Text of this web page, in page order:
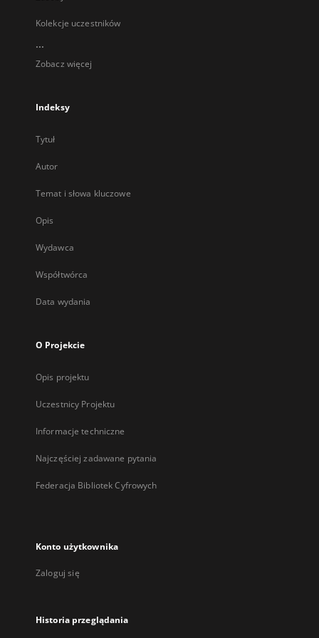
Kolekcje uczestników
...
Zobacz więcej
Indeksy
Tytuł
Autor
Temat i słowa kluczowe
Opis
Wydawca
Współtwórca
Data wydania
O Projekcie
Opis projektu
Uczestnicy Projektu
Informacje techniczne
Najczęściej zadawane pytania
Federacja Bibliotek Cyfrowych
Konto użytkownika
Zaloguj się
Historia przeglądania